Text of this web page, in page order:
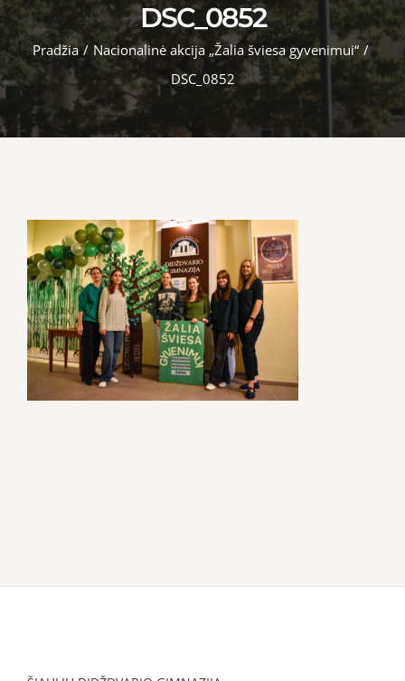
DSC_0852
Pradžia / Nacionalinė akcija „Žalia šviesa gyvenimui“ /
DSC_0852